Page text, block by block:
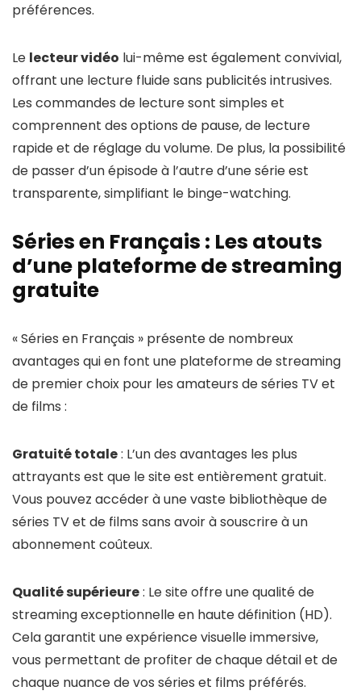
préférences.
Le lecteur vidéo lui-même est également convivial,
offrant une lecture fluide sans publicités intrusives.
Les commandes de lecture sont simples et
comprennent des options de pause, de lecture
rapide et de réglage du volume. De plus, la possibilité
de passer d’un épisode à l’autre d’une série est
transparente, simplifiant le binge-watching.
Séries en Français : Les atouts
d’une plateforme de streaming
gratuite
« Séries en Français » présente de nombreux
avantages qui en font une plateforme de streaming
de premier choix pour les amateurs de séries TV et
de films :
Gratuité totale: L’un des avantages les plus
attrayants est que le site est entièrement gratuit.
Vous pouvez accéder à une vaste bibliothèque de
séries TV et de films sans avoir à souscrire à un
abonnement coûteux.
Qualité supérieure: Le site offre une qualité de
streaming exceptionnelle en haute définition (HD).
Cela garantit une expérience visuelle immersive,
vous permettant de profiter de chaque détail et de
chaque nuance de vos séries et films préférés.